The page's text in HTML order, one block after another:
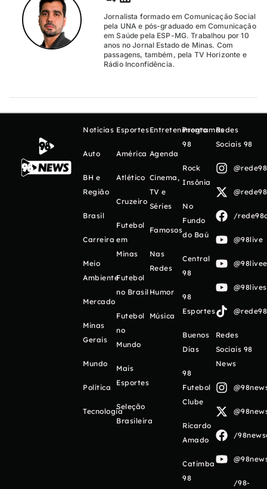
Jornalista formado em Comunicação Social
pela UNA e pós-graduado em Comunicação
em Saúde pela ESP-MG. Trabalhou por 10
anos no Jornal Estado de Minas. Com
passagens, também, pela TV Horizonte e
Rádio Inconfidência.
Notícias
Auto
BH e
Região
Brasil
Carreira
Meio
Ambiente
Mercado
Minas
Gerais
Mundo
Política
Tecnologia
Esportes
América
Atlético
Cruzeiro
Futebol
em
Minas
Futebol
no Brasil
Futebol
no
Mundo
Mais
Esportes
Seleção
Brasileira
Entretenimento
Agenda
Cinema,
TV e
Séries
Famosos
Nas
Redes
Humor
Música
Programas
98
Rock
Insônia
No
Fundo
do Baú
Central
98
98
Esportes
Buenos
Días
98
Futebol
Clube
Ricardo
Amado
Catimba
98
Redes
Sociais 98
/
@98live
Redes
Sociais 98
News
/
/98-